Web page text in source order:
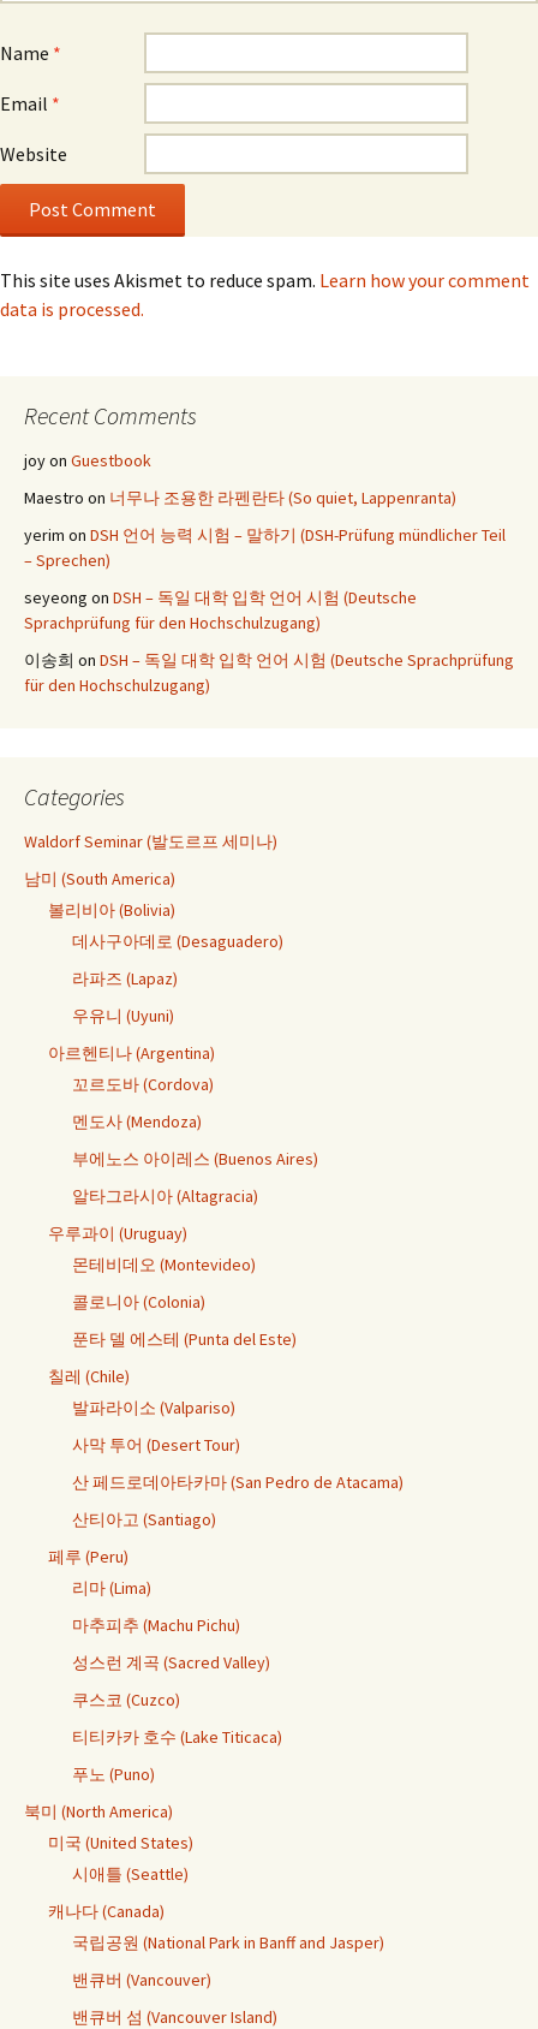
Name *
Email *
Website
This site uses Akismet to reduce spam. Learn how your comment
data is processed.
Recent Comments
joyon Guestbook
Maestro on 너무나 조용한 라펜란타 (So quiet, Lappenranta)
yerim on DSH 언어 능력 시험 – 말하기 (DSH-Prüfung mündlicher Teil
– Sprechen)
seyeong on DSH – 독일 대학 입학 언어 시험 (Deutsche
Sprachprüfung für den Hochschulzugang)
이송희 on DSH – 독일 대학 입학 언어 시험 (Deutsche Sprachprüfung
für den Hochschulzugang)
Categories
Waldorf Seminar (발도르프 세미나)
남미 (South America)
볼리비아 (Bolivia)
데사구아데로 (Desaguadero)
라파즈 (Lapaz)
우유니 (Uyuni)
아르헨티나 (Argentina)
꼬르도바 (Cordova)
멘도사 (Mendoza)
부에노스 아이레스 (Buenos Aires)
알타그라시아 (Altagracia)
우루과이 (Uruguay)
몬테비데오 (Montevideo)
콜로니아 (Colonia)
푼타 델 에스테 (Punta del Este)
칠레 (Chile)
발파라이소 (Valpariso)
사막 투어 (Desert Tour)
산 페드로데아타카마 (San Pedro de Atacama)
산티아고 (Santiago)
페루 (Peru)
리마 (Lima)
마추피추 (Machu Pichu)
성스런 계곡 (Sacred Valley)
쿠스코 (Cuzco)
티티카카 호수 (Lake Titicaca)
푸노 (Puno)
북미 (North America)
미국 (United States)
시애틀 (Seattle)
캐나다 (Canada)
국립공원 (National Park in Banff and Jasper)
밴큐버 (Vancouver)
밴큐버 섬 (Vancouver Island)